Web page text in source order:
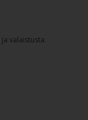
valaistusta.